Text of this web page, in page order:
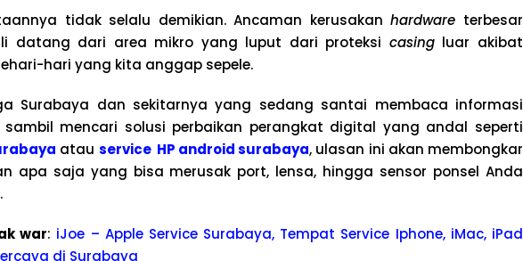
tidak selalu demikian. Ancaman kerusakanhardware terbesar
datang dari area mikro yang luput dari proteksi casingluar akibat
hari yang kita anggap sepele.
Surabaya dan sekitarnya yang sedang santai membaca informasi
sambil mencari solusi perbaikan perangkat digital yang andal seperti
atau service HP android surabaya, ulasan ini akan membongkar
apa saja yang bisa merusak port, lensa, hingga sensor ponsel Anda
war: iJoe – Apple Service Surabaya, Tempat Service Iphone, iMac, iPad
di Surabaya